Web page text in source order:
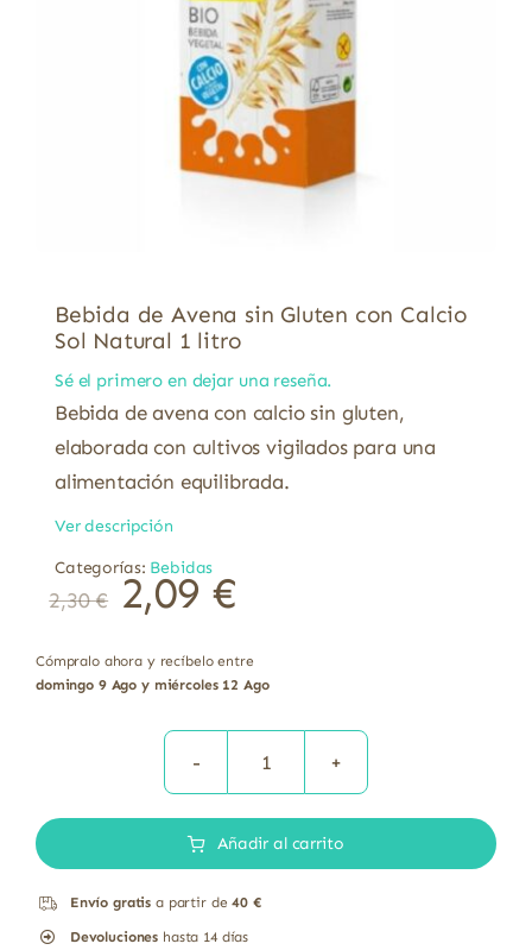
Bebida de Avena sin Gluten con Calcio
Sol Natural 1 litro
Sé el primero en dejar una reseña.
Bebida de avena con calcio sin gluten,
elaborada con cultivos vigilados para una
alimentación equilibrada.
Ver descripción
Categorías: Bebidas
2,30€ 2,09 €
Cómpralo ahora y recíbelo entre
domingo 9 Ago y miércoles 12 Ago
Bebida
Avena
Añadir al carrito
Envío gratis a partir de40 €
Devoluciones hasta 14 días